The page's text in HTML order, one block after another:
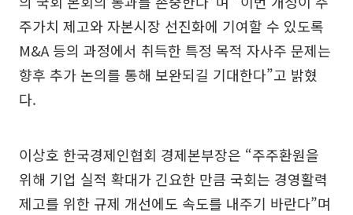
주가치 제고와 자본시장 선진화에 기여할 수 있도록
M&A 등의 과정에서 취득한 특정 목적 자사주 문제는
향후 추가 논의를 통해 보완되길 기대한다”고 밝혔
다.
이상호 한국경제인협회 경제본부장은 “주주환원을
위해 기업 실적 확대가 긴요한 만큼 국회는 경영활력
제고를 위한 규제 개선에도 속도를 내주기 바란다”며